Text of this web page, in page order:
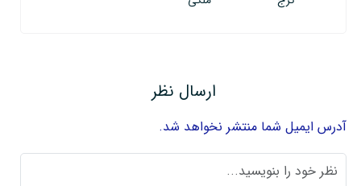
ارسال نظر
آدرس ایمیل شما منتشر نخواهد شد.